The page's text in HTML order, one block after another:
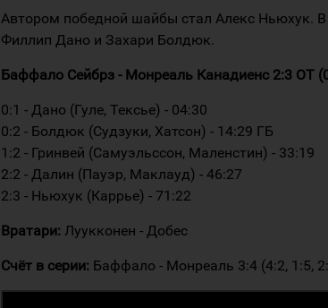
Автором победной шайбы стал Алекс Ньюхук. В
Филлип Дано и Захари Болдюк.
Баффало Сейбрз - Монреаль Канадиенс 2:3 ОТ
0:1 - Дано (Гуле, Тексье) - 04:30
0:2 - Болдюк (Судзуки, Хатсон) - 14:29 ГБ
1:2 - Гринвей (Самуэльссон, Маленстин) - 33:19
2:2 - Далин (Пауэр, Маклауд) - 46:27
2:3 - Ньюхук (Каррье) - 71:22
Вратари: Луукконен - Добес
Счёт в серии: Баффало - Монреаль 3:4 (4:2, 1:5,